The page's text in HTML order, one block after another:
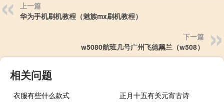
上一篇
华为手机刷机教程（魅族mx刷机教程）
下一篇
w5080航班几号广州飞德黑兰（w508）
相关问题
衣服有些什么款式
正月十五有关元宵古诗